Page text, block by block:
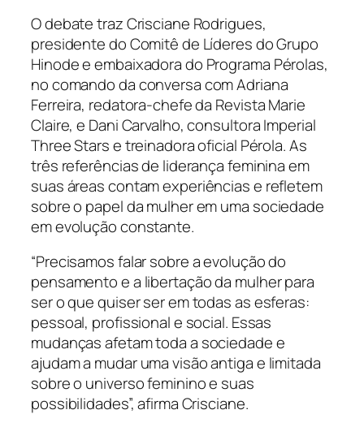
O debate traz Crisciane Rodrigues,
presidente do Comitê de Líderes do Grupo
Hinode e embaixadora do Programa Pérolas,
no comando da conversa com Adriana
Ferreira, redatora-chefe da Revista Marie
Claire, e Dani Carvalho, consultora Imperial
Three Stars e treinadora oficial Pérola. As
três referências de liderança feminina em
suas áreas contam experiências e refletem
sobre o papel da mulher em uma sociedade
em evolução constante.
“Precisamos falar sobre a evolução do
pensamento e a libertação da mulher para
ser o que quiser ser em todas as esferas:
pessoal, profissional e social. Essas
mudanças afetam toda a sociedade e
ajudam a mudar uma visão antiga e limitada
sobre o universo feminino e suas
possibilidades”, afirma Crisciane.